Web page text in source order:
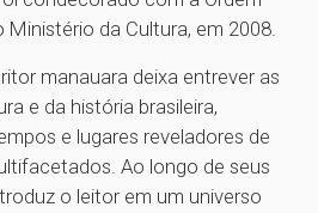
da Cultura, em 2008.
manauara deixa entrever as
e da história brasileira,
e lugares reveladores de
Ao longo de seus
o leitor em um universo